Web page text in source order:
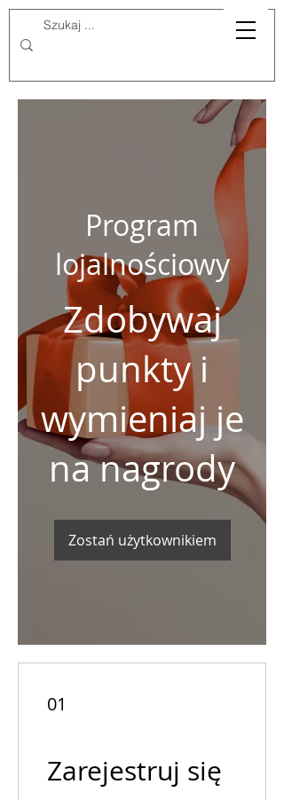
Program
lojalnościowy
Zdobywaj
punkty i
wymieniaj je
na nagrody
Zostań użytkownikiem
01
Zarejestruj się